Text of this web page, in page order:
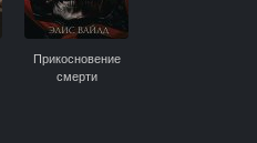
Прикосновение
смерти